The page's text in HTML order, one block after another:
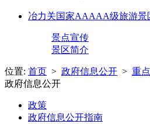
冶力关国家AAAAA级旅游景
景点宣传
景区简介
位置: 首页 > 政府信息公开 > 重
政府信息公开
政策
政府信息公开指南